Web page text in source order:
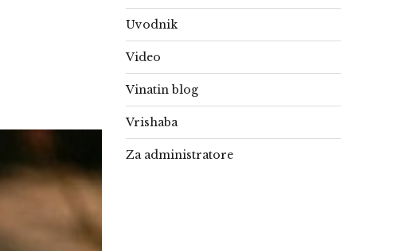
Uvodnik
Video
Vinatin blog
Vrishaba
Za administratore